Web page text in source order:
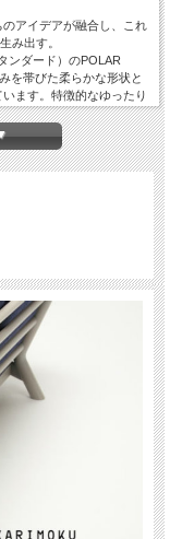
アイデアが融合し、これ
み出す。
ンダード）のPOLAR
を帯びた柔らかな形状と
ます。特徴的なゆったり
いながらも柔らかな張り
ています。カフェのテー
ズ感で、ロビーからカフ
使用場面にマッチしま
ナブルな方法で調達され